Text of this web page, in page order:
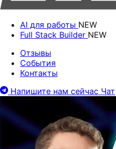
AI для работы NEW
Full Stack Builder NEW
Отзывы
События
Контакты
Напишите нам сейчас Чат